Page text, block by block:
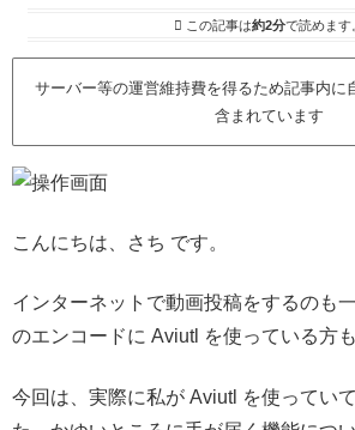
この記事は約2分で読めます
サーバー等の運営維持費を得るため記事内に
含まれています
こんにちは、さち です。
インターネットで動画投稿をするのも
のエンコードに Aviutl を使っている方
今回は、実際に私が Aviutl を使ってい